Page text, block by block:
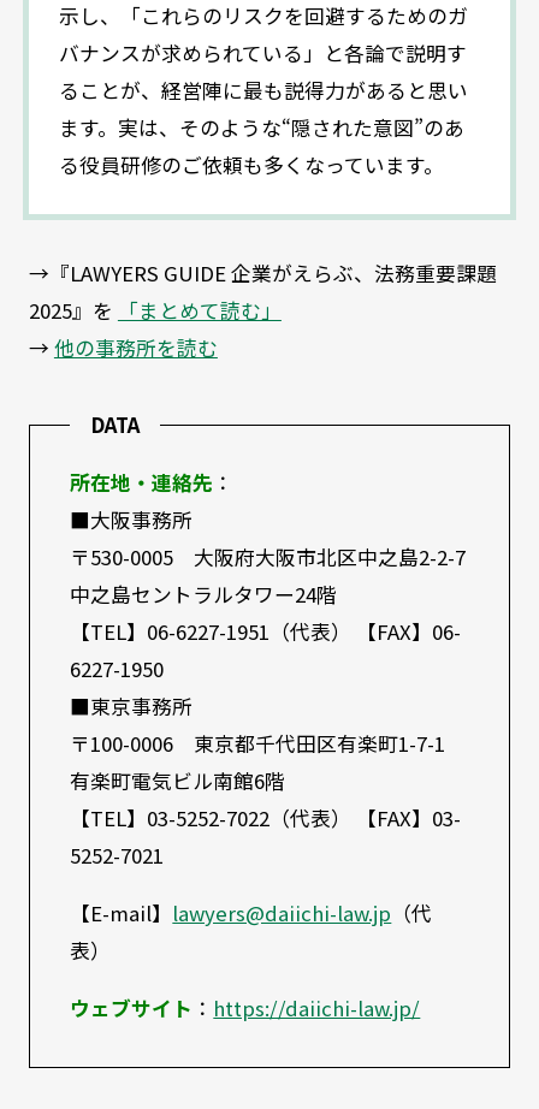
示し、「これらのリスクを回避するためのガ
バナンスが求められている」と各論で説明す
ることが、経営陣に最も説得力があると思い
ます。実は、そのような“隠された意図”のあ
る役員研修のご依頼も多くなっています。
→『LAWYERS GUIDE 企業がえらぶ、法務重要課題
2025』を
「まとめて読む」
→ 他の事務所を読む
DATA
所在地・連絡先 ：
■大阪事務所
〒530-0005 大阪府大阪市北区中之島2-2-7
中之島セントラルタワー24階
【TEL】06-6227-1951（代表） 【FAX】06-
6227-1950
■東京事務所
〒100-0006 東京都千代田区有楽町1-7-1
有楽町電気ビル南館6階
【TEL】03-5252-7022（代表） 【FAX】03-
5252-7021
【E-mail】 lawyers@daiichi-law.jp （代
表）
ウェブサイト ： https://daiichi-law.jp/